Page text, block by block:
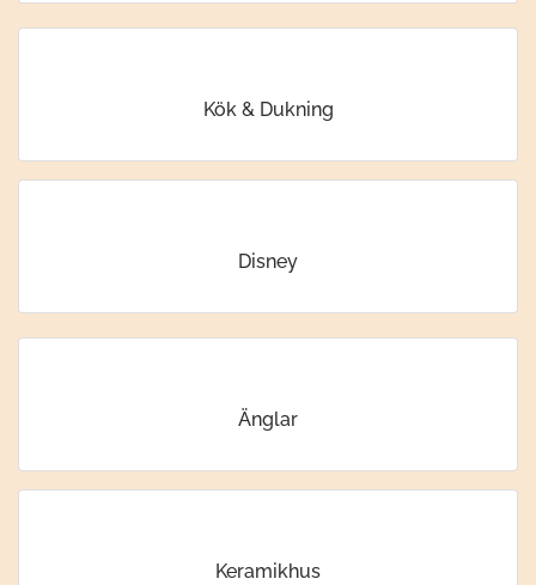
Kök & Dukning
Disney
Änglar
Keramikhus